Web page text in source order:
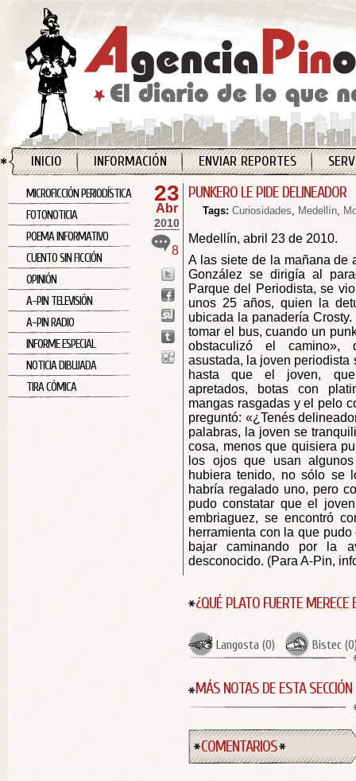
INICIO INFORMACIÓN ENVIAR REPORTES
MICROFICCIÓN PERIODÍSTICA
FOTONOTICIA
POEMA INFORMATIVO
CUENTO SIN FICCIÓN
OPINIÓN
A-PIN TELEVISIÓN
A-PIN RADIO
INFORME ESPECIAL
NOTICIA DIBUJADA
TIRA CÓMICA
23
Abr
2010
8
PUNKERO LE PIDE DELINEADOR
Tags: Curiosidades, Medellín,
Medellín, abril 23 de 2010.
A las siete de la mañana de
González se dirigía al
Parque del Periodista, se
unos 25 años, quien la
ubicada la panadería
tomar el bus, cuando un
obstaculizó el camino»,
asustada, la joven periodista
hasta que el joven, que
apretados, botas con
mangas rasgadas y el pelo
preguntó: «¿Tenés
palabras, la joven se
cosa, menos que quisiera
los ojos que usan
hubiera tenido, no sólo se
habría regalado uno, pero
pudo constatar que el
embriaguez, se encontró
herramienta con la que
bajar caminando por la
desconocido. (Para A-Pin,
¿QUÉ PLATO FUERTE MERECE
Langosta (0) Bistec (0
MÁS NOTAS DE ESTA SECCIÓN
COMENTARIOS